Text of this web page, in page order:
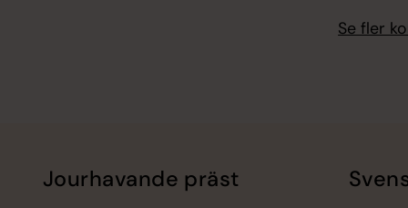
Se fler
Jourhavande präst